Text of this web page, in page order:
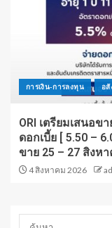
การเงิน-การลงทุน อสั
ORI เตรียมเสนอ
ดอกเบี้ย [ 5.50 –
ขาย 25 – 27 สิงห
4 สิงหาคม 2026